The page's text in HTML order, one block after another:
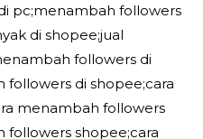
pc;menambah followers
di shopee;jual
followers di
followers di shopee;cara
menambah followers
followers shopee;cara